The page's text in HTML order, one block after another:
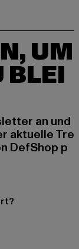
UM
BLEI
an und
aktuelle Tre
DefShop p